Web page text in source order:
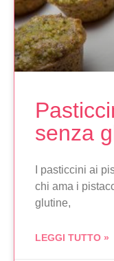
senza
I pasticcini ai
chi ama i
glutine,
LEGGI TUTTO »